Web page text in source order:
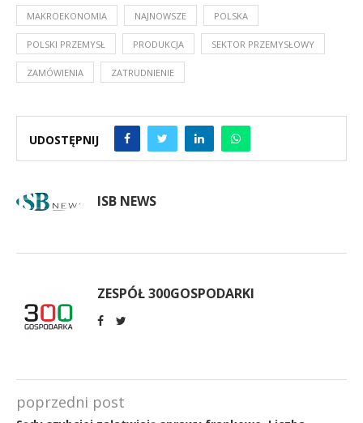
MAKROEKONOMIA NAJNOWSZE POLSKA
POLSKI PRZEMYSŁ PRODUKCJA SEKTOR PRZEMYSŁOWY
ZAMÓWIENIA ZATRUDNIENIE
UDOSTĘPNIJ
ISB NEWS
ZESPÓŁ 300GOSPODARKI
poprzedni post